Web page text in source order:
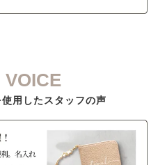
VOICE
用したスタッフの声